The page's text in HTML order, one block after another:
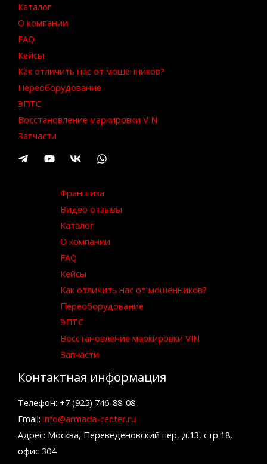
Каталог
О компании
FAQ
Кейсы
Как отличить нас от мошенников?
Переоборудование
ЭПТС
Восстановление маркировки VIN
Запчасти
Франшиза
Видео отзывы
Каталог
О компании
FAQ
Кейсы
Как отличить нас от мошенников?
Переоборудование
ЭПТС
Восстановление маркировки VIN
Запчасти
Контактная информация
Телефон: +7 (925) 746-88-08
Email: info@armada-center.ru
Адрес: Москва, Переведеновский пер, д.13, стр 18,
офис 304